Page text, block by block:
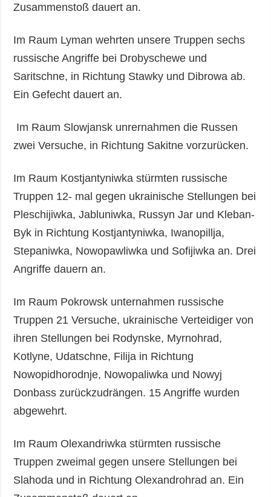
Zusammenstoß dauert an.
Im Raum Lyman wehrten unsere Truppen sechs
russische Angriffe bei Drobyschewe und
Saritschne, in Richtung Stawky und Dibrowa ab.
Ein Gefecht dauert an.
Im Raum Slowjansk unrernahmen die Russen
zwei Versuche, in Richtung Sakitne vorzurücken.
Im Raum Kostjantyniwka stürmten russische
Truppen 12- mal gegen ukrainische Stellungen bei
Pleschijiwka, Jabluniwka, Russyn Jar und Kleban-
Byk in Richtung Kostjantyniwka, Iwanopillja,
Stepaniwka, Nowopawliwka und Sofijiwka an. Drei
Angriffe dauern an.
Im Raum Pokrowsk unternahmen russische
Truppen 21 Versuche, ukrainische Verteidiger von
ihren Stellungen bei Rodynske, Myrnohrad,
Kotlyne, Udatschne, Filija in Richtung
Nowopidhorodnje, Nowopaliwka und Nowyj
Donbass zurückzudrängen. 15 Angriffe wurden
abgewehrt.
Im Raum Olexandriwka stürmten russische
Truppen zweimal gegen unsere Stellungen bei
Slahoda und in Richtung Olexandrohrad an. Ein